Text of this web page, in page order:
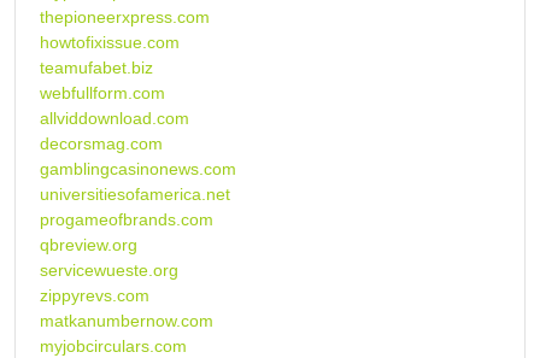
thepioneerxpress.com
howtofixissue.com
teamufabet.biz
webfullform.com
allviddownload.com
decorsmag.com
gamblingcasinonews.com
universitiesofamerica.net
progameofbrands.com
qbreview.org
servicewueste.org
zippyrevs.com
matkanumbernow.com
myjobcirculars.com